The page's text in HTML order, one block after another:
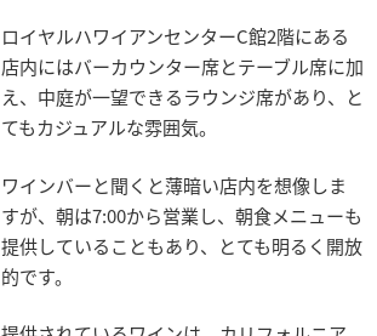
ロイヤルハワイアンセンターC館2階にある
店内にはバーカウンター席とテーブル席に加
え、中庭が一望できるラウンジ席があり、と
てもカジュアルな雰囲気。
ワインバーと聞くと薄暗い店内を想像しま
すが、朝は7:00から営業し、朝食メニューも
提供していることもあり、とても明るく開放
的です。